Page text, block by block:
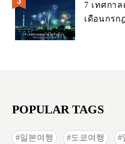
7 เทศกา
เดือนกรก
POPULAR TAGS
일본여행 도쿄여행